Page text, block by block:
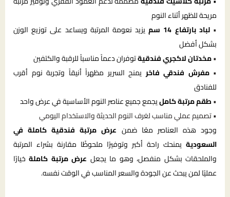
مريحة للظهر أثناء النوم
•لباد بارتفاع 14 سم
يزيد نعومة المرتبة ويساعد على توزيع الوزن
بشكل أفضل
•مخدتان لاكجري فندقيةتوفران دعماً مناسباً للرقبة والكتفين
•مفرش فندقي فاخر يمنح السرير مظهراً أنيقاً وتجربة نوم أقرب
للفنادق
•طقم مرتبة كامليجمع جميع عناصر النوم الأساسية في عرض واحد
• تصميم عملي مناسب لغرف النوم الحديثة والاستخدام اليومي
وجود هذه العناصر معًا ضمن عرض مرتبة فندقية كاملة في
السعودية يمنحك راحة أكبر وتوفيرًا ملحوظًا مقارنة بشراء المرتبة
والملحقات بشكل منفصل، وهو ما يجعل عرض مرتبة كاملةخيارًا
عمليًا لمن يبحث عن الجودة والسعر المناسب في الوقت نفسه.